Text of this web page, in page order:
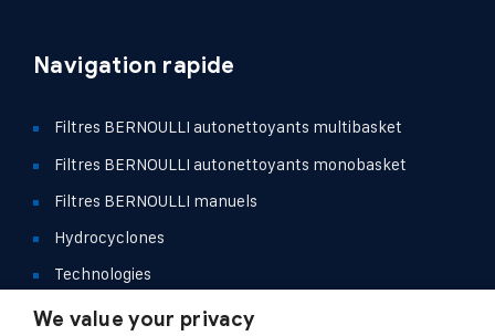
Navigation rapide
Filtres BERNOULLI autonettoyants multibasket
Filtres BERNOULLI autonettoyants monobasket
Filtres BERNOULLI manuels
Hydrocyclones
Technologies
Références
We value your privacy